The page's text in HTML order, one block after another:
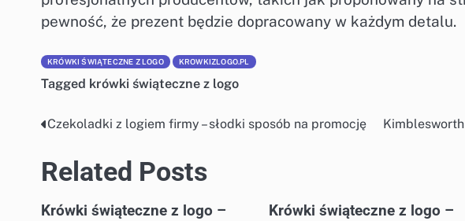
pewność, że prezent będzie dopracowany w każdym detalu.
KRÓWKI ŚWIĄTECZNE Z LOGO KROWKIZLOGO.PL
Tagged krówki świąteczne z logo
Nawigacja
wpisu
Czekoladki z logiem firmy – słodki sposób na promocję
Related Posts
Krówki świąteczne z logo –
Krówki świąteczne z logo –